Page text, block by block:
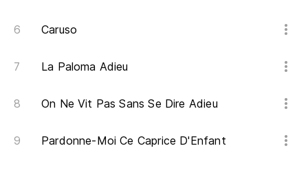
Caruso
La Paloma Adieu
On Ne Vit Pas Sans Se Dire Adieu
Pardonne-Moi Ce Caprice D'Enfant